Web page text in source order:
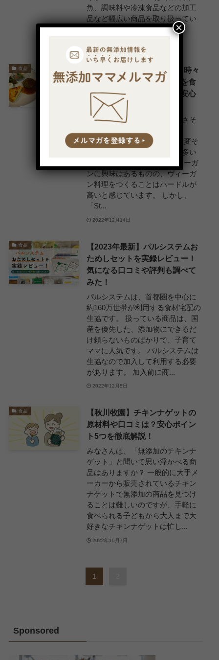
魚、調味料や冷凍食品などの加工
品など幅広い商品を取り扱ってい
ます。 オーガニック食材や...
食品
セントパレス（St.Palace）時々
ヴィーガンコースお試し便を食
べてみた口コミ！無添加で安心
ヴィーガンって体や環境によさそ
い・・・。 自分で作るのも大変そ
う・・・・。そう感じる方も多い
かと思います。 私自身、ヴィーガ
ンに興味はあるものの、ヴィーガ
ン料理をつくることはハードルが
高いと感じています。 しかし、
「St...
2022年12月14日
食品
【2023年最新】パルシステムお
ためしセットを実録レビュー！
気になる口コミや評判も調べて
みた！
パルシステムは、首都圏を中心に
約160万世帯が利用する食材宅配の
生協です。 扱っている商品は、国
産を優先した、添加物にできるだ
け頼らないものばかりで、子育て
ママに人気です。 パルシステムは
生協なので加入して利用する必要
があります。 加入前に商...
2022年12月5日
食品
【秋川牧園】チキンナゲットの
原材料や口コミは？安心ポイン
ト5つを徹底解説！
みなさんは、「無添加のチキンナ
ゲット」と聞いて思い浮かべる商
品はありますか？ 一般的に大手メ
ーカーから販売されているチキン
ナゲットで無添加の商品を見つけ
ることは難しいのですが、手軽に
食べられる子どもから大人まで大
好きなチキンナゲットは忙し...
2022年10月7日
1
Sponsored
×